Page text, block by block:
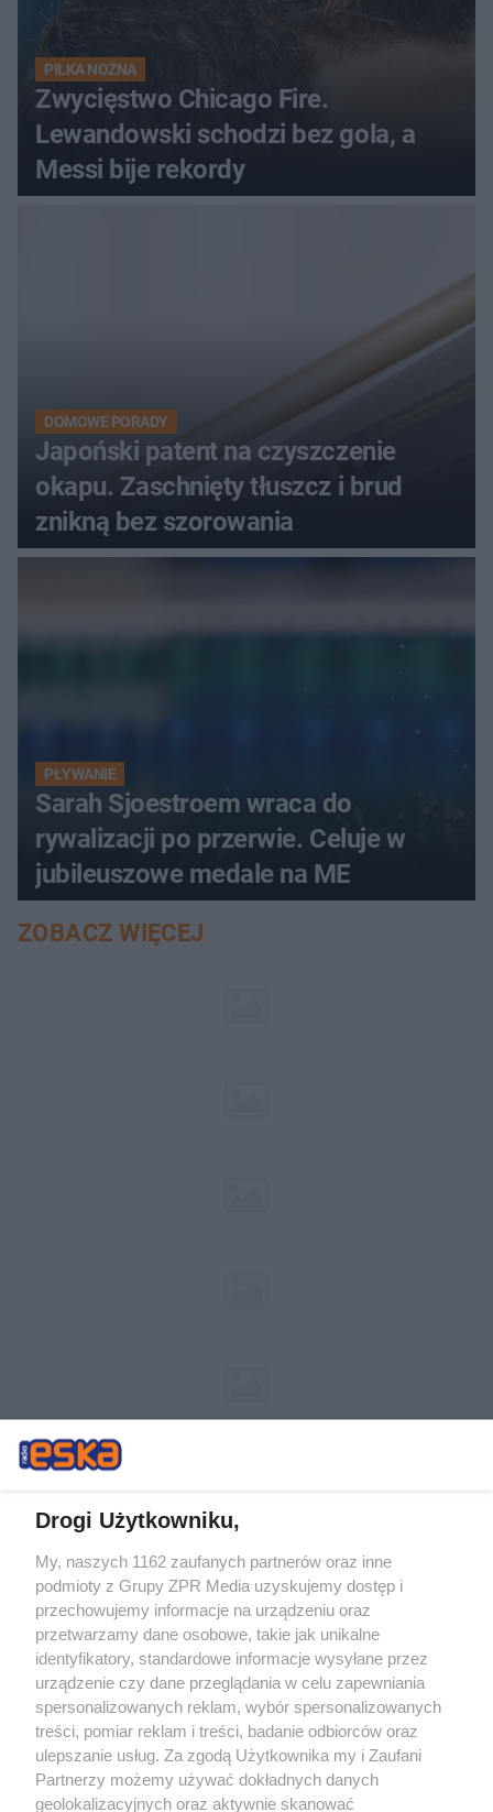
PIŁKA NOŻNA
Zwycięstwo Chicago Fire.
Lewandowski schodzi bez gola, a
Messi bije rekordy
DOMOWE PORADY
Japoński patent na czyszczenie
okapu. Zaschnięty tłuszcz i brud
znikną bez szorowania
PŁYWANIE
Sarah Sjoestroem wraca do
rywalizacji po przerwie. Celuje w
jubileuszowe medale na ME
ZOBACZ WIĘCEJ
Żaden utwór zamieszczony w serwisie nie może być powielany i
rozpowszechniany lub dalej rozpowszechniany w jakikolwiek sposób (w
tym także elektroniczny lub mechaniczny) na jakimkolwiek polu
eksploatacji w jakiejkolwiek formie, włącznie z umieszczaniem w
Internecie bez pisemnej zgody właściciela praw. Jakiekolwiek użycie lub
wykorzystanie utworów w całości lub w części z naruszeniem prawa,
tzn. bez właściwej zgody, jest zabronione pod groźbą kary i może być
ścigane prawnie.
Drogi Użytkowniku,
My, naszych 1162 zaufanych partnerów oraz inne
podmioty z Grupy ZPR Media uzyskujemy dostęp i
przechowujemy informacje na urządzeniu oraz
przetwarzamy dane osobowe, takie jak unikalne
identyfikatory, standardowe informacje wysyłane przez
urządzenie czy dane przeglądania w celu zapewniania
spersonalizowanych reklam, wybór spersonalizowanych
treści, pomiar reklam i treści, badanie odbiorców oraz
ulepszanie usług. Za zgodą Użytkownika my i Zaufani
Partnerzy możemy używać dokładnych danych
geolokalizacyjnych oraz aktywnie skanować